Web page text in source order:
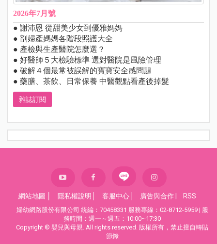
2026年7月號
● 謝沛恩 從甜美少女到優雅媽媽
● 剖婦產媽媽各階段照護大全
● 產檢與生產醫院怎麼選？
● 好醫師５大檢驗標準 選對醫院是風險管理
● 破解４個最常被誤解的寶寶安全感問題
● 藥膳、茶飲、日常保養 中醫觀點看產後掉髮
雜誌訂閱
網站地圖 隱私權說明 客服中心 廣告與合作 RSS
婦幼網路股份有限公司 統編：70458331 服務專線：02-8712-5959 | 服
務時間：週一～週五：10:00~17:30
Copyright © 嬰兒與母親. All rights reserved. 版權所有，禁止擅自轉貼
節錄